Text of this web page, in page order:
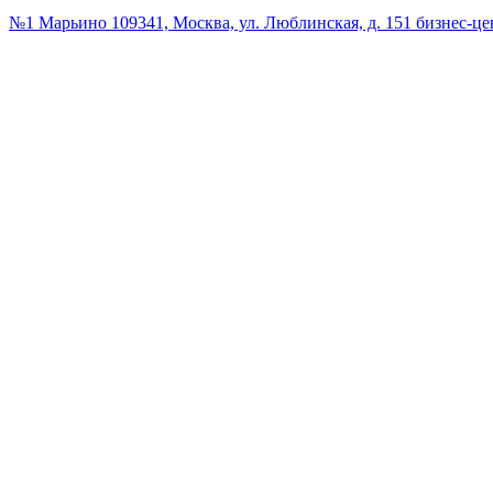
№1 Марьино 109341, Москва, ул. Люблинская, д. 151 бизнес-